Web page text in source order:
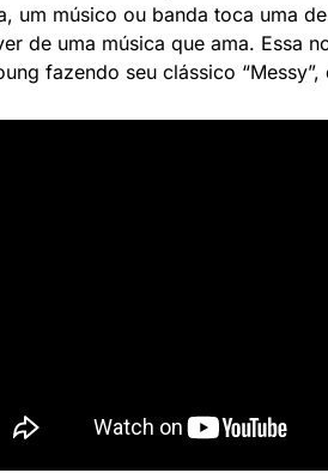
um músico ou banda toca uma
de uma música que ama. Essa
fazendo seu clássico “Messy”,